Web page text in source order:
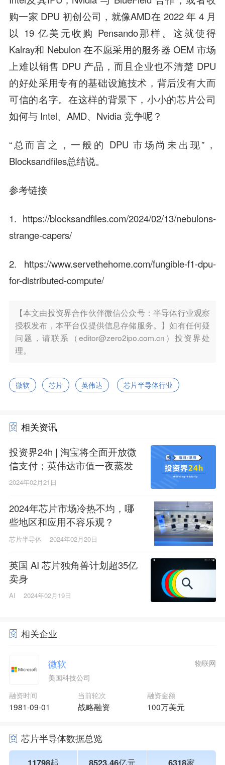
购一家 DPU 初创公司，就像AMD在 2022 年 4 月
以 19 亿美元收购 Pensando那样。这就使得
Kalray和 Nebulon 在不愿采用的服务器 OEM 市场
上难以销售 DPU 产品，而且企业也不清楚 DPU
的好处采用专有的基础设施技术，背后没有大而
可信的名字。在这样的背景下，小小的芯片公司
如何与 Intel、AMD、Nvidia 竞争呢？
“总而言之，一般的 DPU 市场尚未出现”，
Blocksandfiles总结说。
参考链接
1. https://blocksandfiles.com/2024/02/13/nebulons-
strange-capers/
2. https://www.servethehome.com/fungible-f1-dpu-
for-distributed-compute/
【本文由投资界合作伙伴微信公众号：半导体行业观察
授权发布，本平台仅提供信息存储服务。】如有任何疑
问题，请联系（editor@zero2ipo.com.cn）投资界处
理。
微软 芯片 英伟达 芯片半导体行业
相关资讯
投资界24h | 淘宝将全面开放微
信支付；英伟达市值一夜蒸发
逾5500亿；开年，湖南招GP了
2024年02月21日
2024年芯片市场冷热不均，哪
些地区和应用不容乐观？
芯片半导体 2024年02月20日
英国 AI 芯片独角兽计划超35亿
卖身
AI 2024年02月19日
相关企业
微软
美国科技公司
物联网
融资时间
1981-09-01
当前轮次
战略融资
融资金额
100万美元
芯片半导体数据总览
11798起 8523.46亿元 6318家